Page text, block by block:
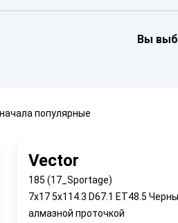
Вы
популярные
Vector
185 (17_Sportage)
7x17 5x114.3 D67.1 ET48.5
алмазной проточкой